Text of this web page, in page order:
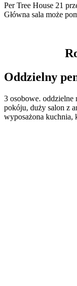
Per Tree House 21
Główna sala może
Oddzielny
3 osobowe.
pokóju, duży salon z
wyposażona kuchnia,